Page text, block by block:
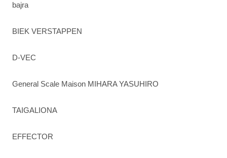
bajra
BIEK VERSTAPPEN
D-VEC
General Scale Maison MIHARA YASUHIRO
TAIGALIONA
EFFECTOR